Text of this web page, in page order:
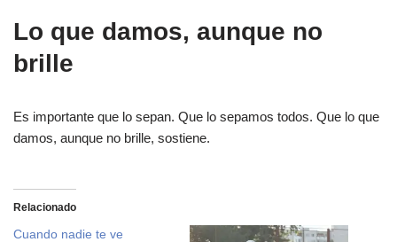
Lo que damos, aunque no
brille
Es importante que lo sepan. Que lo sepamos todos. Que lo que
damos, aunque no brille, sostiene.
Relacionado
Cuando nadie te ve